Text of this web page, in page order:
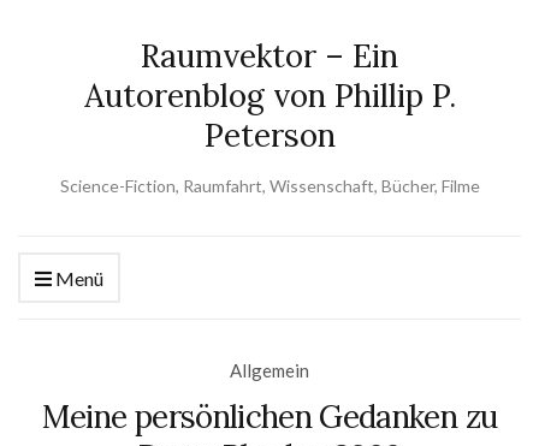
Raumvektor – Ein
Autorenblog von Phillip P.
Peterson
Science-Fiction, Raumfahrt, Wissenschaft, Bücher, Filme
Menü
Allgemein
Meine persönlichen Gedanken zu